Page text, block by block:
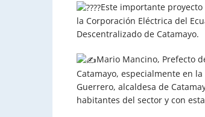
Este importante
la Corporación Eléctrica del
Descentralizado de Catamayo.
Mario Mancino, Prefecto
Catamayo, especialmente en
Guerrero, alcaldesa de
habitantes del sector y con